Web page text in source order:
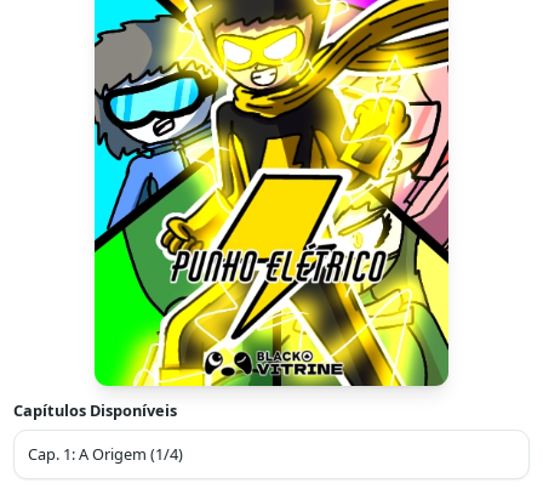
Capítulos Disponíveis
Cap. 1:A Origem (1/4)